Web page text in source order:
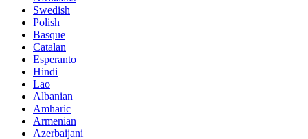
Swedish
Polish
Basque
Catalan
Esperanto
Hindi
Lao
Albanian
Amharic
Armenian
Azerbaijani